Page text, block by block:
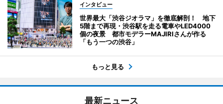
インタビュー
世界最大「渋谷ジオラマ」を徹底解剖！ 地下
5階まで再現・渋谷駅を走る電車やLED4000
個の夜景 都市モデラーMAJIRIさんが作る
「もう一つの渋谷」
もっと見る
最新ニュース